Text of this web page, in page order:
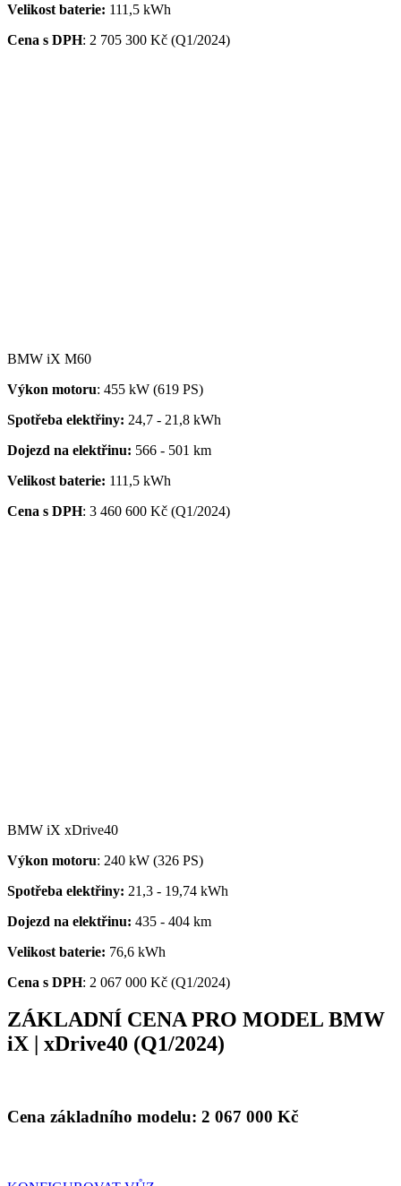
Velikost baterie: 111,5 kWh
Cena s DPH: 2 705 300 Kč (Q1/2024)
BMW iX M60
Výkon motoru: 455 kW (619 PS)
Spotřeba elektřiny: 24,7 - 21,8 kWh
Dojezd na elektřinu: 566 - 501 km
Velikost baterie: 111,5 kWh
Cena s DPH: 3 460 600 Kč (Q1/2024)
BMW iX xDrive40
Výkon motoru: 240 kW (326 PS)
Spotřeba elektřiny: 21,3 - 19,74 kWh
Dojezd na elektřinu: 435 - 404 km
Velikost baterie: 76,6 kWh
Cena s DPH: 2 067 000 Kč (Q1/2024)
ZÁKLADNÍ CENA PRO MODEL BMW
iX | xDrive40 (Q1/2024)
Cena základního modelu: 2 067 000 Kč